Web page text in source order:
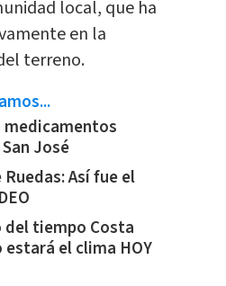
local, que ha
en la
terreno.
medicamentos
José
Ruedas: Así fue el
tiempo Costa
estará el clima HOY